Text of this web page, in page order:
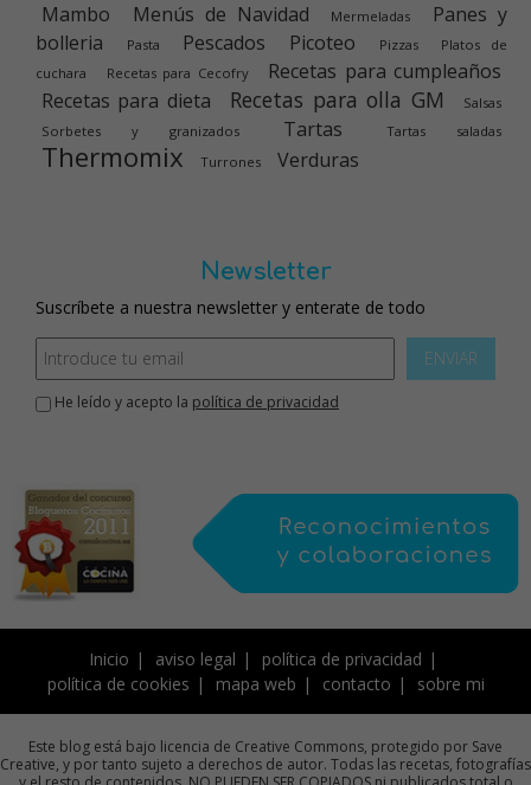
Mambo Menús de Navidad Mermeladas
Panes y
bolleria
Pasta Pescados Picoteo Pizzas
Platos de
cuchara
Recetas para Cecofry
Recetas para cumpleaños
Recetas para dieta
Recetas para olla GM
Salsas
Sorbetes y granizados
Tartas Tartas saladas
Thermomix Turrones Verduras
Newsletter
Suscríbete a nuestra newsletter y enterate de todo
ENVIAR
He leído y acepto la política de privacidad
Inicio aviso legal
política de privacidad
política de cookies
mapa web contacto sobre mi
Este blog está bajo licencia de Creative Commons, protegido por Save
Creative, y por tanto sujeto a derechos de autor. Todas las recetas, fotografías